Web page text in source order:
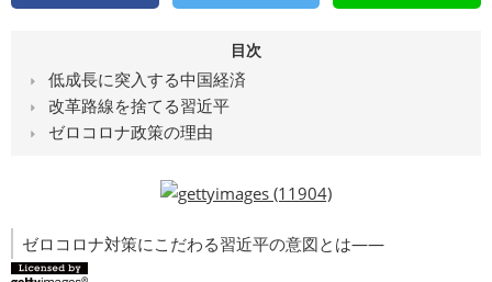
目次
低成長に突入する中国経済
改革路線を捨てる習近平
ゼロコロナ政策の理由
ゼロコロナ対策にこだわる習近平の意図とは――